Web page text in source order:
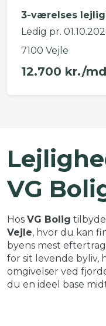
3-værelses
Ledig pr.
7100 Vejle
12.700 kr./
−
VG
Hos VG Bolig
Vejle, hvor du kan
byens mest
for sit levende byliv,
omgivelser ved
du en ideel base